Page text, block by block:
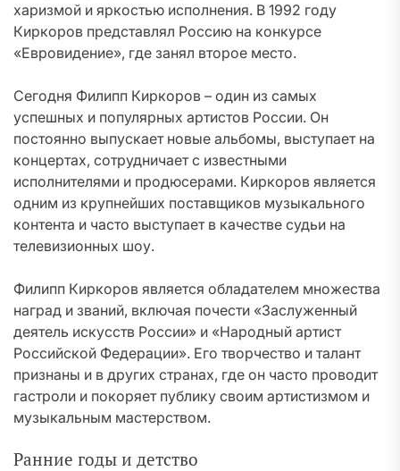
харизмой и яркостью исполнения. В 1992 году
Киркоров представлял Россию на конкурсе
«Евровидение», где занял второе место.
Сегодня Филипп Киркоров – один из самых
успешных и популярных артистов России. Он
постоянно выпускает новые альбомы, выступает на
концертах, сотрудничает с известными
исполнителями и продюсерами. Киркоров является
одним из крупнейших поставщиков музыкального
контента и часто выступает в качестве судьи на
телевизионных шоу.
Филипп Киркоров является обладателем множества
наград и званий, включая почести «Заслуженный
деятель искусств России» и «Народный артист
Российской Федерации». Его творчество и талант
признаны и в других странах, где он часто проводит
гастроли и покоряет публику своим артистизмом и
музыкальным мастерством.
Ранние годы и детство